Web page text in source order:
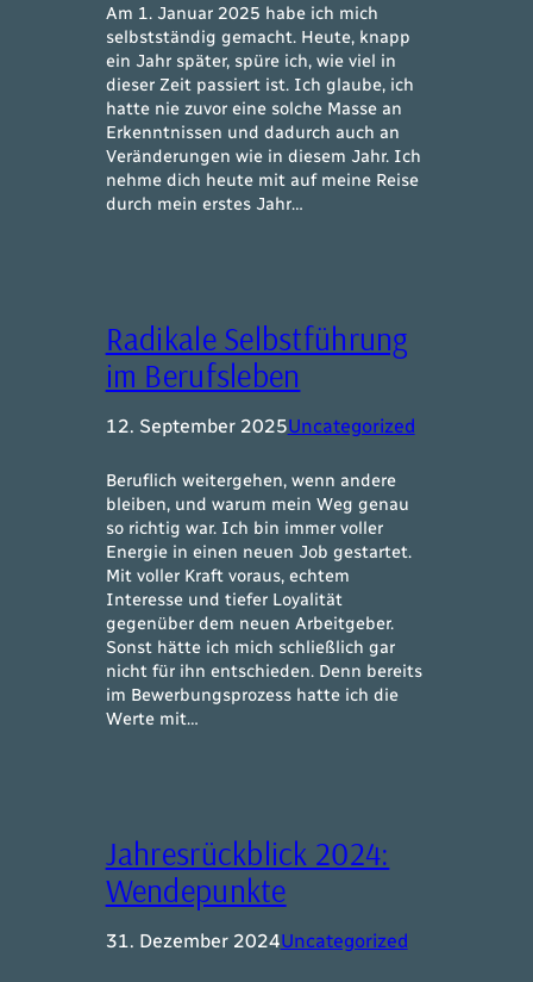
Am 1. Januar 2025 habe ich mich
selbstständig gemacht. Heute, knapp
ein Jahr später, spüre ich, wie viel in
dieser Zeit passiert ist. Ich glaube, ich
hatte nie zuvor eine solche Masse an
Erkenntnissen und dadurch auch an
Veränderungen wie in diesem Jahr. Ich
nehme dich heute mit auf meine Reise
durch mein erstes Jahr…
Radikale Selbstführung
im Berufsleben
12. September 2025Uncategorized
Beruflich weitergehen, wenn andere
bleiben, und warum mein Weg genau
so richtig war. Ich bin immer voller
Energie in einen neuen Job gestartet.
Mit voller Kraft voraus, echtem
Interesse und tiefer Loyalität
gegenüber dem neuen Arbeitgeber.
Sonst hätte ich mich schließlich gar
nicht für ihn entschieden. Denn bereits
im Bewerbungsprozess hatte ich die
Werte mit…
Jahresrückblick 2024:
Wendepunkte
31. Dezember 2024Uncategorized